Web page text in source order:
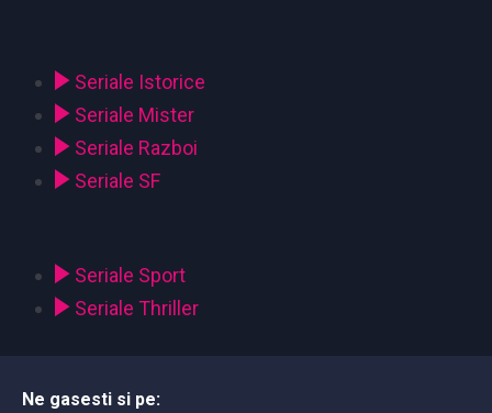
Seriale Istorice
Seriale Mister
Seriale Razboi
Seriale SF
Seriale Sport
Seriale Thriller
Ne gasesti si pe: